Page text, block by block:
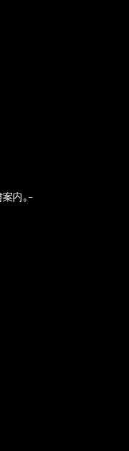
内。-